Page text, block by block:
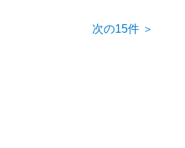
次の15件 ＞